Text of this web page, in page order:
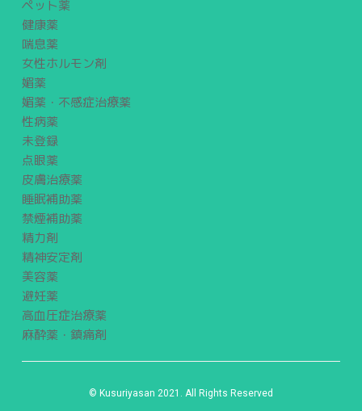
ペット薬
健康薬
喘息薬
女性ホルモン剤
媚薬
媚薬・不感症治療薬
性病薬
未登録
点眼薬
皮膚治療薬
睡眠補助薬
禁煙補助薬
精力剤
精神安定剤
美容薬
避妊薬
高血圧症治療薬
麻酔薬・鎮痛剤
© Kusuriyasan 2021. All Rights Reserved